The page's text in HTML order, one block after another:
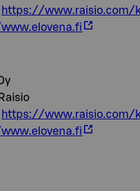
https://www.raisio.com/
https://www.raisio.com/